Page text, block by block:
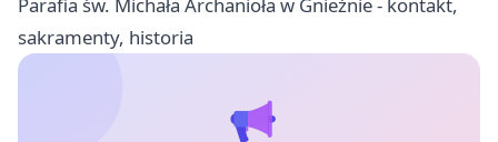
sakramenty, historia